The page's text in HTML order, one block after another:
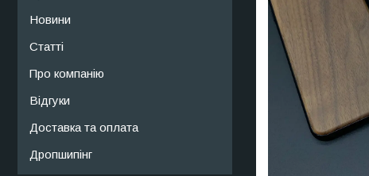
Новини
Статті
Про компанію
Відгуки
Доставка та оплата
Дропшипінг